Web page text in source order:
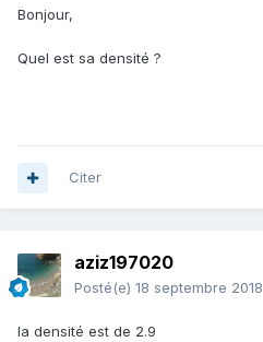
Bonjour,
Quel est sa densité ?
Citer
aziz197020
Posté(e) 18 septembre 2018
la densité est de 2.9